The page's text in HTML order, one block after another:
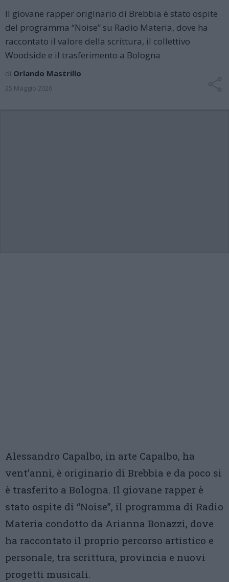
Il giovane rapper originario di Brebbia è stato ospite
del programma “Noise” su Radio Materia, dove ha
raccontato il valore della scrittura, il collettivo
Woodside e il trasferimento a Bologna
di Orlando Mastrillo
25 Maggio 2026
Alessandro Capalbo, in arte Capalbo, ha
vent’anni, è originario di Brebbia e da poco si
è trasferito a Bologna. Il giovane rapper è
stato ospite di “Noise”, il programma di Radio
Materia condotto da Arianna Bonazzi, dove
ha raccontato il proprio percorso artistico e
personale, tra scrittura, provincia e nuovi
progetti musicali.